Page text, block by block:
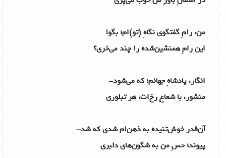
من، رامِ گفتگوی نگاهِ (تو)‌ام؛ بگو!
این‌‌ رامِ همنشین‌‌شده را چند می‌خری؟
انگار، پادشاهِ جهانم؛ که می‌شود-
منشور، با شعاعِ رخ‌ات، هر تبلوری
آن‌قدر خوش‌تنیده به ذهن‌ام شدی که شد-
پیوند؛ حسِ من به شگون‌های دلبری